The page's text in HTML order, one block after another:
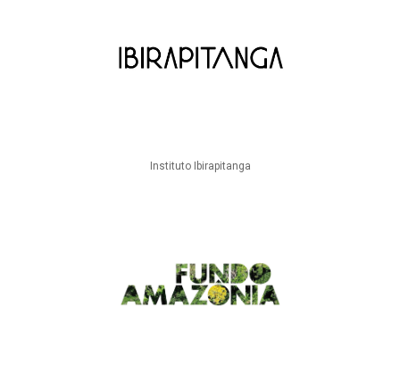
Instituto Ibirapitanga